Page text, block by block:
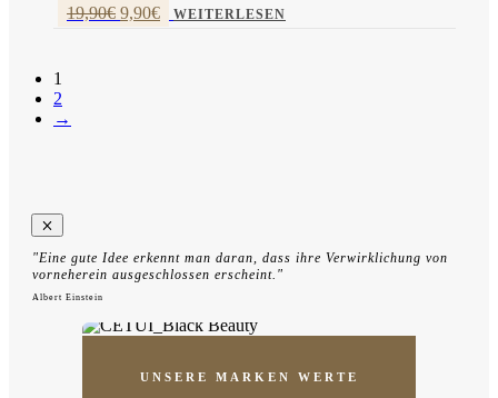
19,90€ Ursprünglicher
9,90€Aktueller
WEITERLESEN
1
2
→
"Eine gute Idee erkennt man daran, dass ihre Verwirklichung von
vorneherein ausgeschlossen erscheint."
Albert Einstein
UNSERE MARKEN WERTE